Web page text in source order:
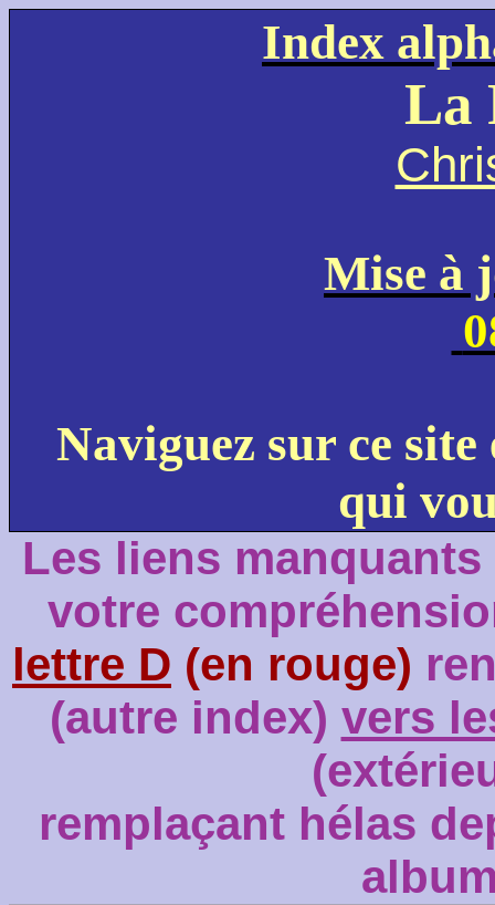
Index
La
Mise à
Naviguez sur ce
qui
Les liens
votre
lettre D (en rouge)
(autre index) vers
remplaçant hélas